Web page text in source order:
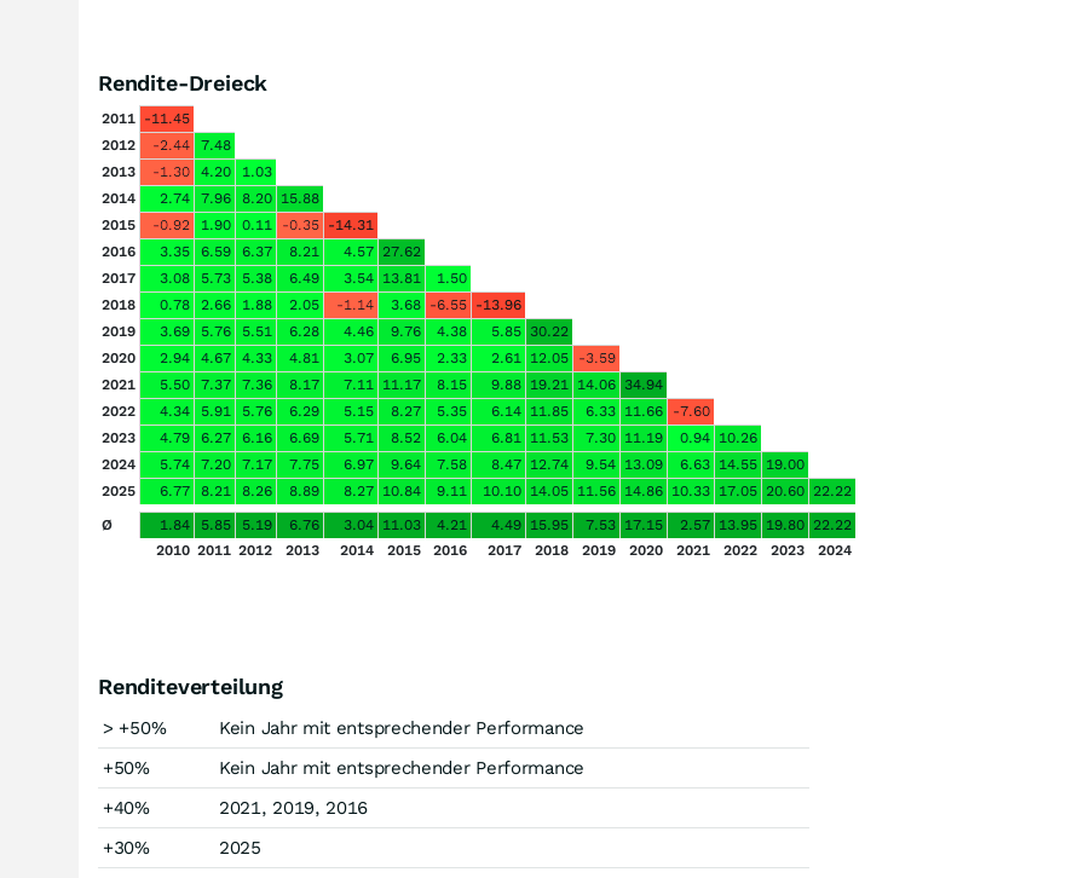
Rendite-Dreieck
2011 -11.45
2012
-2.44
7.48
2013
-1.30 4.20
1.03
2014
2.74 7.96 8.20 15.88
2015
-0.92 1.90 0.11 -0.35 -14.31
2016
3.35 6.59 6.37 8.21 4.57 27.62
2017
3.08 5.73 5.38 6.49 3.54 13.81
1.50
2018
0.78 2.66 1.88 2.05 -1.14 3.68 -6.55 -13.96
2019
3.69 5.76 5.51 6.28 4.46 9.76 4.38 5.85 30.22
2020
2.94 4.67 4.33 4.81 3.07 6.95 2.33 2.61 12.05
-3.59
2021
5.50 7.37 7.36 8.17 7.11 11.17 8.15 9.88 19.21 14.06 34.94
2022
4.34 5.91 5.76 6.29 5.15 8.27 5.35 6.14 11.85 6.33 11.66
-7.60
2023
4.79 6.27 6.16 6.69 5.71 8.52 6.04 6.81 11.53 7.30 11.19 0.94 10.26
2024
5.74 7.20 7.17 7.75 6.97 9.64 7.58 8.47 12.74 9.54 13.09 6.63 14.55 19.00
2025
6.77 8.21 8.26 8.89 8.27 10.84 9.11 10.10 14.05 11.56 14.86 10.33 17.05 20.60 22.22
Ø
1.84 5.85 5.19 6.76 3.04 11.03 4.21 4.49 15.95 7.53 17.15 2.57 13.95 19.80 22.22
2010 2011 2012 2013 2014 2015 2016 2017 2018 2019 2020 2021 2022 2023 2024
Renditeverteilung
> +50%
Kein Jahr mit entsprechender Performance
+50%
Kein Jahr mit entsprechender Performance
+40%
2021, 2019, 2016
+30%
2025